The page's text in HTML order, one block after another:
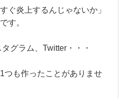
ぐ炎上するんじゃないか」
す。
グラム、Twitter・・・
つも作ったことがありませ